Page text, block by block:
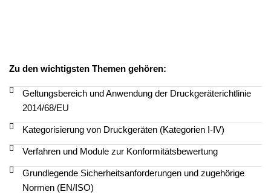
Zu den wichtigsten Themen gehören:
Geltungsbereich und Anwendung der Druckgeräterichtlinie
2014/68/EU
Kategorisierung von Druckgeräten (Kategorien I-IV)
Verfahren und Module zur Konformitätsbewertung
Grundlegende Sicherheitsanforderungen und zugehörige
Normen (EN/ISO)